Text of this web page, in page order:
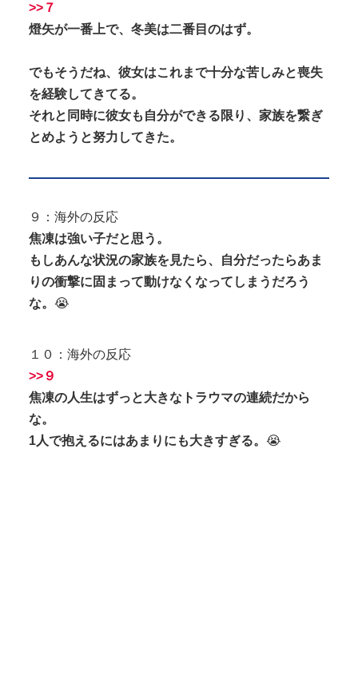
>>７
燈矢が一番上で、冬美は二番目のはず。
でもそうだね、彼女はこれまで十分な苦しみと喪失
を経験してきてる。
それと同時に彼女も自分ができる限り、家族を繋ぎ
とめようと努力してきた。
９：海外の反応
焦凍は強い子だと思う。
もしあんな状況の家族を見たら、自分だったらあま
りの衝撃に固まって動けなくなってしまうだろう
な。 😭
１０：海外の反応
>>９
焦凍の人生はずっと大きなトラウマの連続だから
な。
1人で抱えるにはあまりにも大きすぎる。 😭